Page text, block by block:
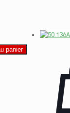
panier